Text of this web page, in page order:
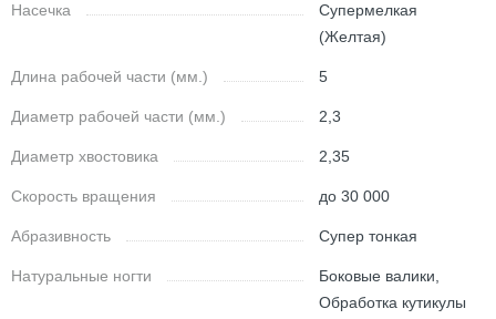
Насечка
Супермелкая
(Желтая)
Длина рабочей части (мм.) 5
Диаметр рабочей части (мм.) 2,3
Диаметр хвостовика 2,35
Скорость вращения до 30 000
Абразивность Супер тонкая
Натуральные ногти
Боковые валики,
Обработка кутикулы